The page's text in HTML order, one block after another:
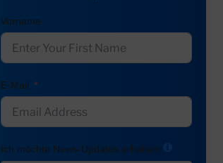
Vorname
E-Mail
Ich möchte News-Updates erhalten: